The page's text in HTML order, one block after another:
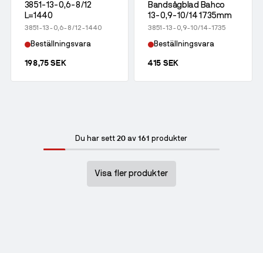
3851-13-0,6-8/12
L=1440
3851-13-0,6-8/12-1440
Beställningsvara
198,75 SEK
Bandsågblad Bahco
13-0,9-10/14 1735mm
3851-13-0,9-10/14-1735
Beställningsvara
415 SEK
Du har sett 20 av 161 produkter
Visa fler produkter